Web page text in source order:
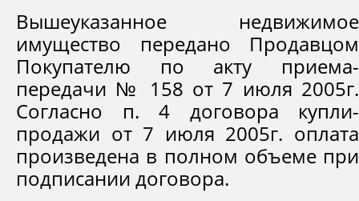
Вышеуказанное недвижимое
имущество передано Продавцом
Покупателю по акту приема-
передачи № 158 от 7 июля 2005г.
Согласно п. 4 договора купли-
продажи от 7 июля 2005г. оплата
произведена в полном объеме при
подписании договора.